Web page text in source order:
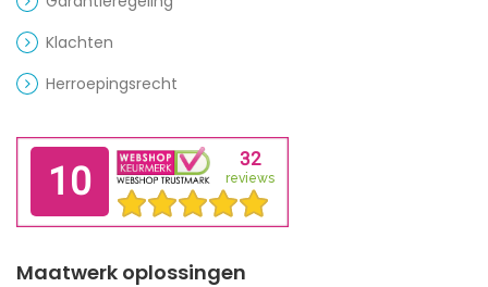
Klachten
Herroepingsrecht
Maatwerk oplossingen